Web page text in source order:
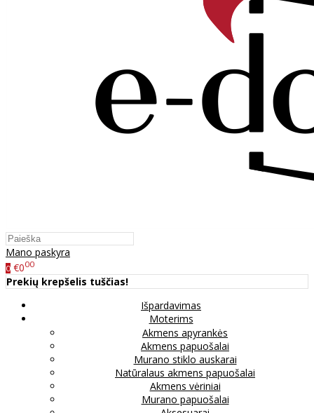
Mano paskyra
0 €000
Prekių krepšelis tuščias!
Išpardavimas
Moterims
Akmens apyrankės
Akmens papuošalai
Murano stiklo auskarai
Natūralaus akmens papuošalai
Akmens vėriniai
Murano papuošalai